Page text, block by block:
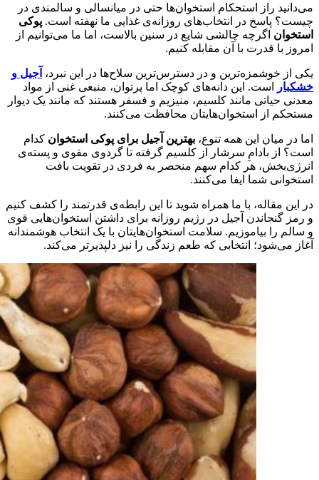
می‌دانید راز استحکام استخوان‌ها حتی در میانسالی و سالمندی در
چیست؟ پاسخ در انتخاب‌های روزانه‌ی غذایی ما نهفته است. پوکی
استخوان اگرچه چالشی شایع در سنین بالاست، اما ما می‌توانیم از
امروز با قدرت با آن مقابله کنیم.
یکی از خوشمزه‌ترین و در دسترس‌ترین سلاح‌ها در این نبرد، آجیل و
خشکبار
است. این دانه‌های کوچک اما پرتوان، منبعی غنی از مواد
معدنی حیاتی مانند کلسیم، منیزیم و فسفر هستند که مانند یک دیوار
مستحکم از استخوان‌هایتان محافظت می‌کنند.
اما در میان این همه تنوع، بهترین آجیل برای پوکی استخوان کدام
است؟ از بادامِ سرشار از کلسیم گرفته تا گردوی مقوی و پسته‌ی
انرژی‌بخش، هر کدام سهم منحصر به فردی در تقویت بافت
استخوانی شما ایفا می‌کنند.
در این مقاله، با ما همراه شوید تا این رابطه‌ی قدرتمند را کشف کنیم
و رمز گنجاندن آجیل در رژیم روزانه برای داشتن استخوان‌هایی قوی
و سالم را بیاموزیم. سلامت استخوان‌هایتان با یک انتخاب هوشمندانه
آغاز می‌شود؛ انتخابی که طعم زندگی را نیز دلپذیرتر می‌کند.